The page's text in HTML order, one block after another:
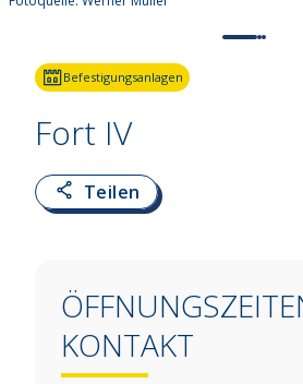
Befestigungsanlagen
Fort IV
Teilen
KONTAKT